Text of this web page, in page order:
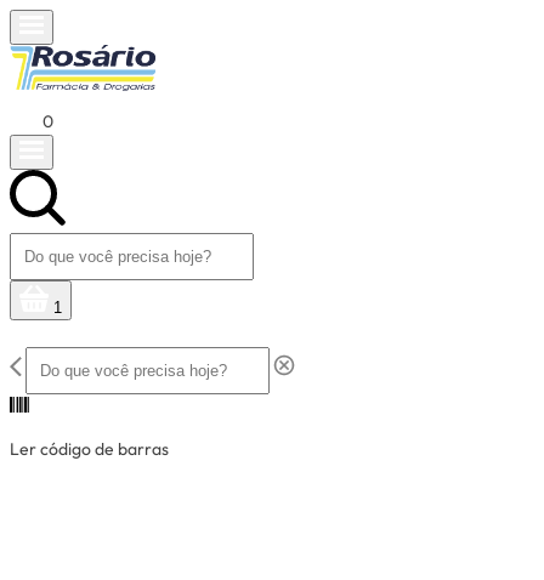
0
1
Ler código de barras